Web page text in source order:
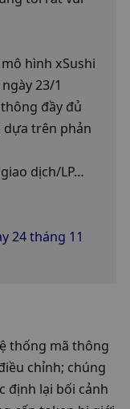
mô hình xSushi
23/1
thông đầy đủ
dịch/LP…
24 tháng 11
thống mã thông
chỉnh; chúng
định lại bối cảnh